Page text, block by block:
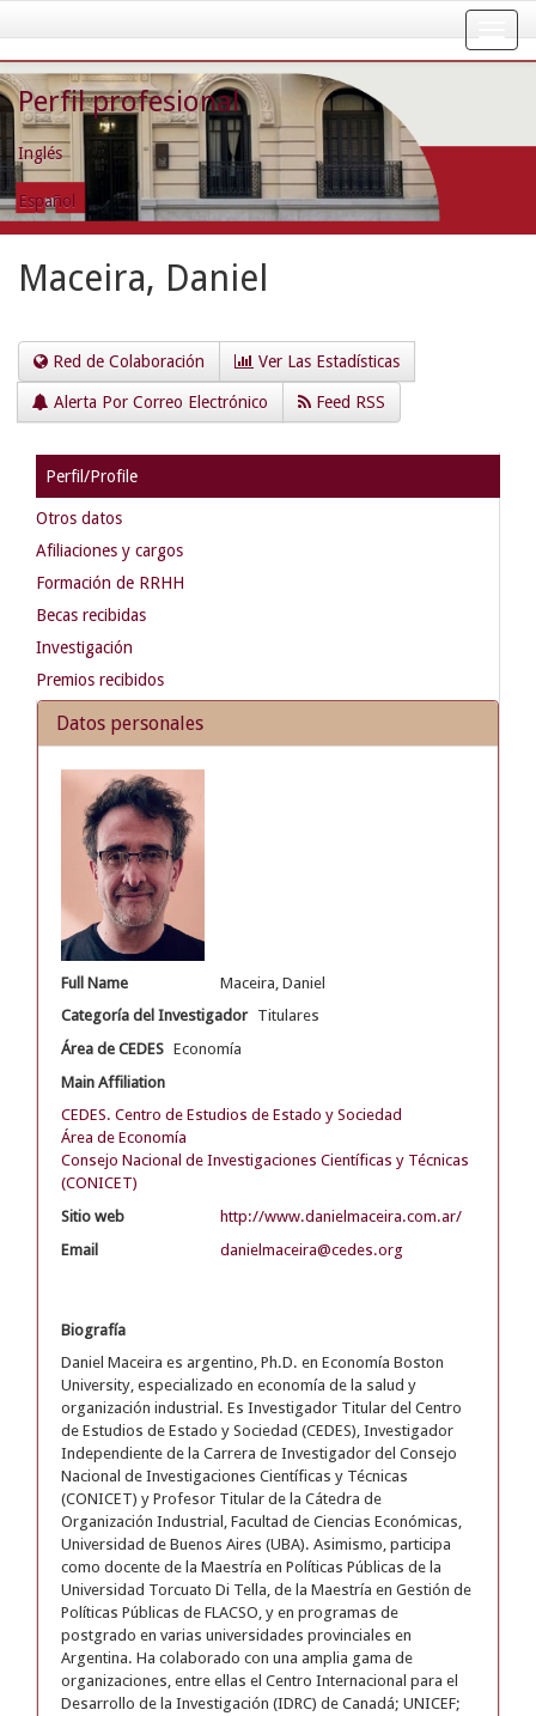
navigation
Perfil profesional
Inglés
Español
Maceira, Daniel
Red de Colaboración Ver Las Estadísticas
Alerta Por Correo Electrónico Feed RSS
Perfil/Profile
Otros datos
Afiliaciones y cargos
Formación de RRHH
Becas recibidas
Investigación
Premios recibidos
Datos personales
Full Name
Maceira, Daniel
Categoría del Investigador Titulares
Área de CEDES Economía
Main Affiliation
CEDES. Centro de Estudios de Estado y Sociedad
Área de Economía
Consejo Nacional de Investigaciones Científicas y Técnicas
(CONICET)
Sitio web
http://www.danielmaceira.com.ar/
Email
danielmaceira@cedes.org
Biografía
Daniel Maceira es argentino, Ph.D. en Economía Boston
University, especializado en economía de la salud y
organización industrial. Es Investigador Titular del Centro
de Estudios de Estado y Sociedad (CEDES), Investigador
Independiente de la Carrera de Investigador del Consejo
Nacional de Investigaciones Científicas y Técnicas
(CONICET) y Profesor Titular de la Cátedra de
Organización Industrial, Facultad de Ciencias Económicas,
Universidad de Buenos Aires (UBA). Asimismo, participa
como docente de la Maestría en Políticas Públicas de la
Universidad Torcuato Di Tella, de la Maestría en Gestión de
Políticas Públicas de FLACSO, y en programas de
postgrado en varias universidades provinciales en
Argentina. Ha colaborado con una amplia gama de
organizaciones, entre ellas el Centro Internacional para el
Desarrollo de la Investigación (IDRC) de Canadá; UNICEF;